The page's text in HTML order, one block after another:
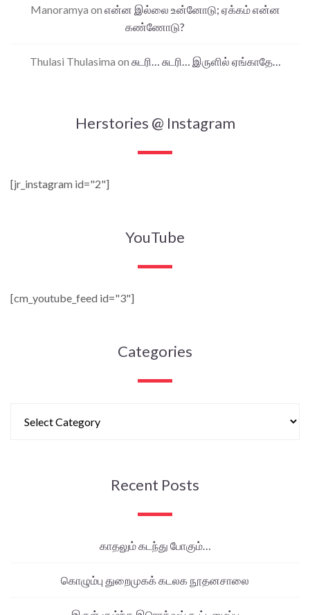
Manoramya on என்ன இல்லை உன்னோடு; ஏக்கம் என்ன
கண்ணோடு?
Thulasi Thulasima on சுடரி… சுடரி… இருளில் ஏங்காதே…
Herstories @ Instagram
[jr_instagram id="2"]
YouTube
[cm_youtube_feed id="3"]
Categories
Recent Posts
காதலும் கடந்து போகும்…
கொழும்பு துறைமுகக் கடலக நூதனசாலை